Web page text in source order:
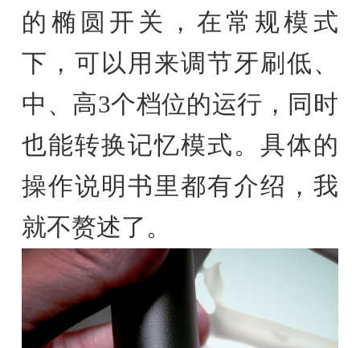
的椭圆开关，在常规模式
下，可以用来调节牙刷低、
中、高3个档位的运行，同时
也能转换记忆模式。具体的
操作说明书里都有介绍，我
就不赘述了。